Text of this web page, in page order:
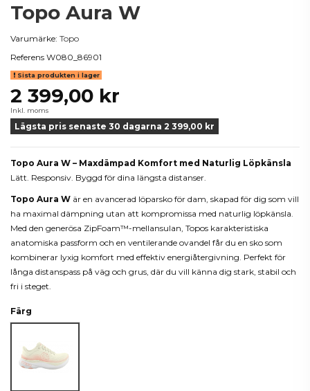
Topo Aura W
Varumärke: Topo
Referens W080_86901
Sista produkten i lager
2 399,00 kr
Inkl. moms
Lägsta pris senaste 30 dagarna 2 399,00 kr
Topo Aura W – Maxdämpad Komfort med Naturlig Löpkänsla
Lätt. Responsiv. Byggd för dina längsta distanser.
Topo Aura W är en avancerad löparsko för dam, skapad för dig som vill
ha maximal dämpning utan att kompromissa med naturlig löpkänsla.
Med den generösa ZipFoam™-mellansulan, Topos karakteristiska
anatomiska passform och en ventilerande ovandel får du en sko som
kombinerar lyxig komfort med effektiv energiåtergivning. Perfekt för
långa distanspass på väg och grus, där du vill känna dig stark, stabil och
fri i steget.
Färg